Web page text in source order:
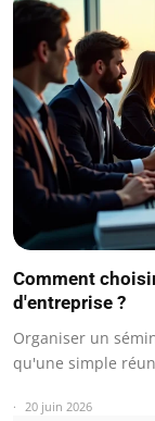
Comment
d'entreprise ?
Organiser un
qu'une simple
20 juin 2026